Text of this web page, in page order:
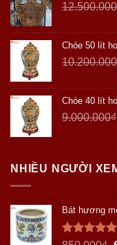
12.500.000
Chóe 50 lít
10.200.000
Chóe 40 lít
9.000.000₫
NHIỀU NGƯỜI
Bát hương